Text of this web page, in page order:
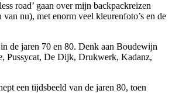
road’ gaan over mijn backpackreizen
nu), met enorm veel kleurenfoto’s en de
de jaren 70 en 80. Denk aan Boudewijn
Pussycat, De Dijk, Drukwerk, Kadanz,
een tijdsbeeld van de jaren 80, toen